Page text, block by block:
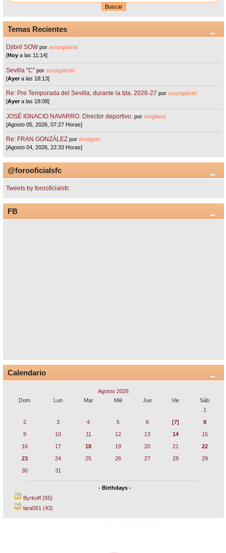
Temas Recientes
Djibril SOW porasturgabriel
[Hoy a las 11:14]
Sevilla "C"porasturgabriel
[Ayera las 18:13]
Re: Pre Temporada del Sevilla, durante la tda. 2026-27 porasturgabriel
[Ayera las 18:08]
JOSÉ IGNACIO NAVARRO. Director deportivo. porsivigliano
[Agosto 05, 2026, 07:27 Horas]
Re: FRAN GONZÁLEZ pordrodgom
[Agosto 04, 2026, 22:33 Horas]
@forooficialsfc
Tweets by forooficialsfc
FB
Calendario
Agosto 2026
Dom
Lun Mar Mié Jue Vie
Sáb
1
2
3 4 5 6 [7]
8
9
10 11 12 13 14
15
16
17 18 19 20 21
22
23
24 25 26 27 28
29
30
31
- Birthdays -
Byrkoff (55)
lara061 (43)